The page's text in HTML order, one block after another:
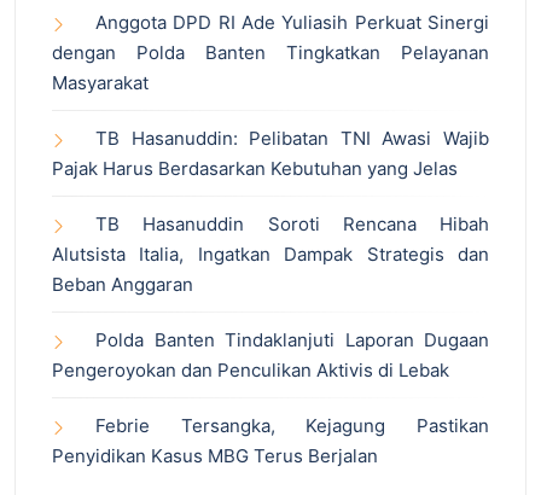
Anggota DPD RI Ade Yuliasih Perkuat Sinergi
dengan Polda Banten Tingkatkan Pelayanan
Masyarakat
TB Hasanuddin: Pelibatan TNI Awasi Wajib
Pajak Harus Berdasarkan Kebutuhan yang Jelas
TB Hasanuddin Soroti Rencana Hibah
Alutsista Italia, Ingatkan Dampak Strategis dan
Beban Anggaran
Polda Banten Tindaklanjuti Laporan Dugaan
Pengeroyokan dan Penculikan Aktivis di Lebak
Febrie Tersangka, Kejagung Pastikan
Penyidikan Kasus MBG Terus Berjalan